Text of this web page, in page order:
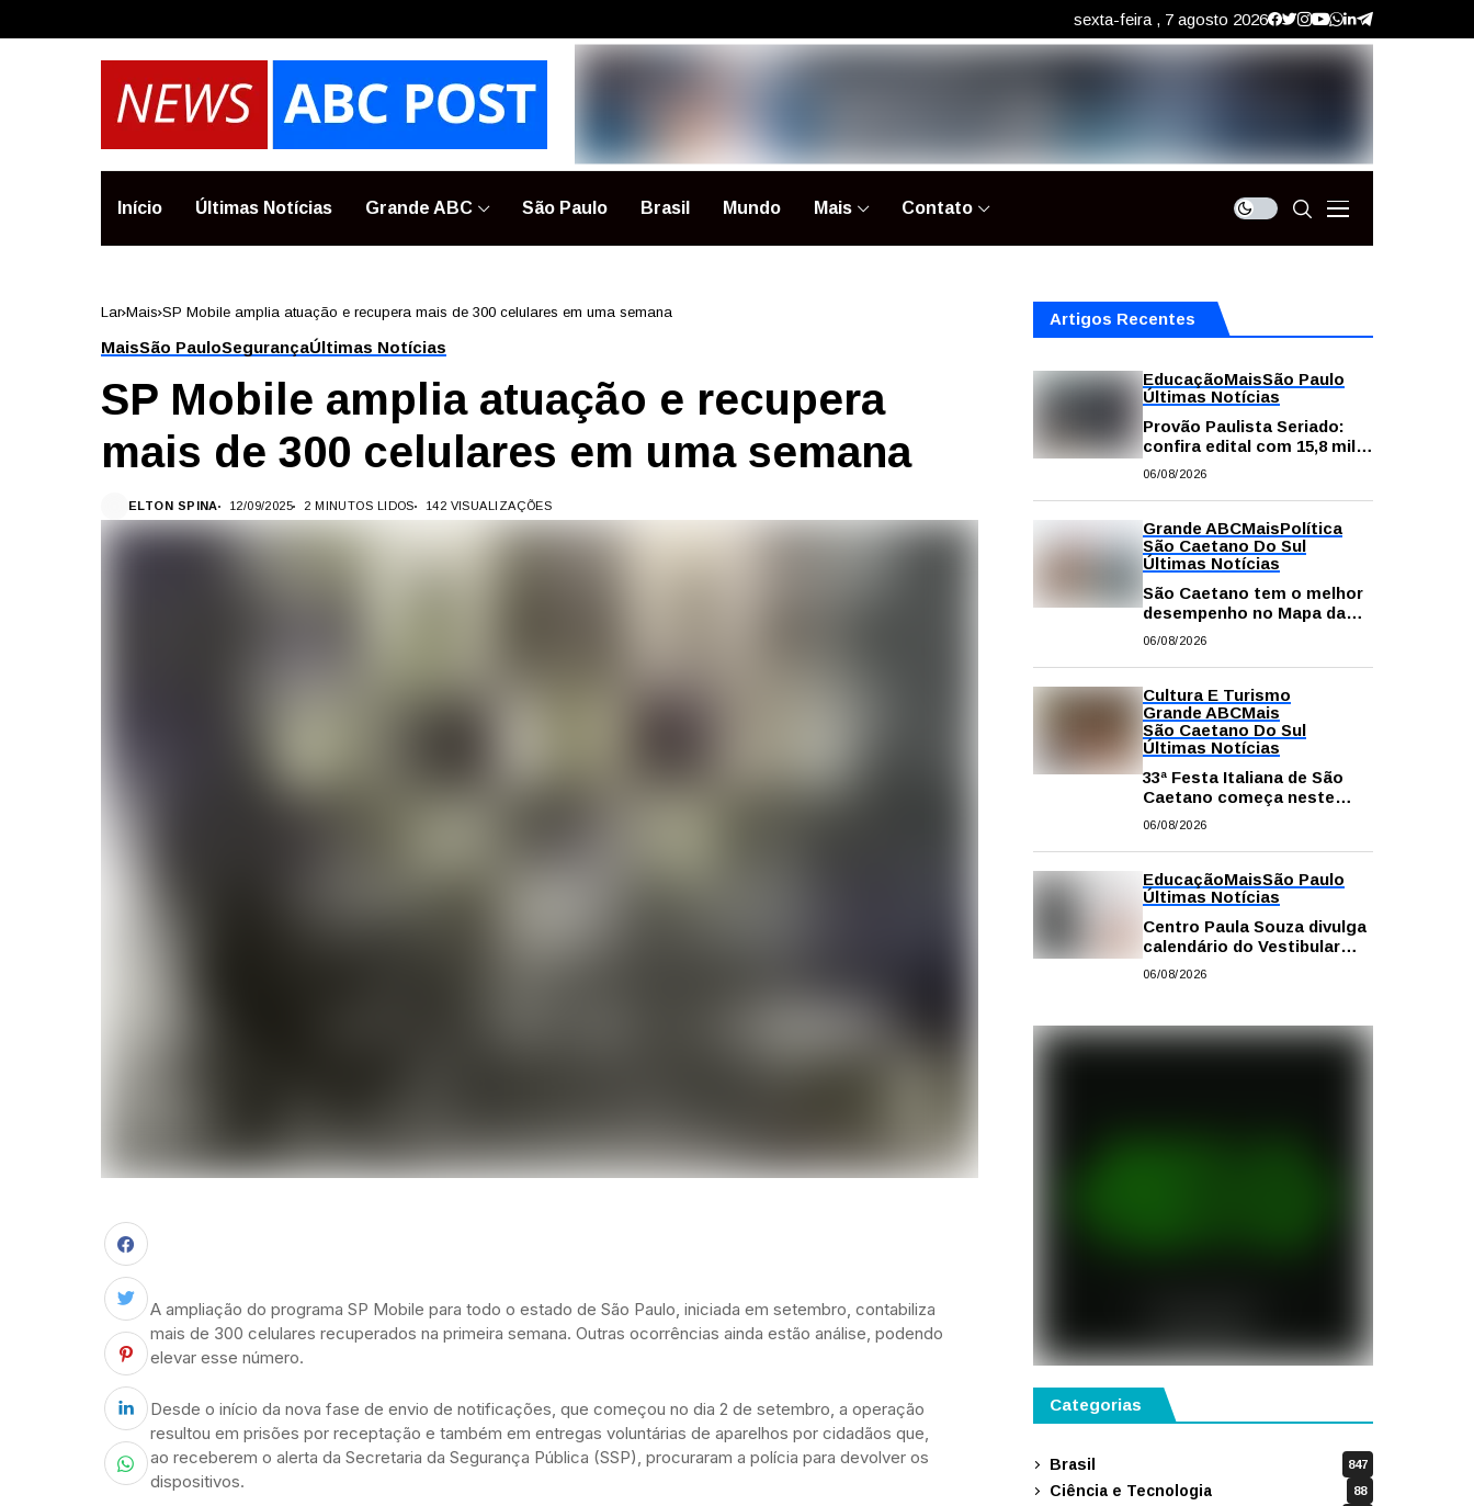
sexta-feira , 7 agosto 2026
Início Últimas Notícias Grande ABC São Paulo Brasil Mundo Mais Contato
Lar Mais SP Mobile amplia atuação e recupera mais de 300 celulares em uma semana
MaisSão PauloSegurançaÚltimas Notícias
SP Mobile amplia atuação e recupera
mais de 300 celulares em uma semana
ELTON SPINA 12/09/2025 2 MINUTOS LIDOS 142 VISUALIZAÇÕES
A ampliação do programa SP Mobile para todo o estado de São Paulo, iniciada em setembro, contabiliza
mais de 300 celulares recuperados na primeira semana. Outras ocorrências ainda estão análise, podendo
elevar esse número.
Desde o início da nova fase de envio de notificações, que começou no dia 2 de setembro, a operação
resultou em prisões por receptação e também em entregas voluntárias de aparelhos por cidadãos que,
ao receberem o alerta da Secretaria da Segurança Pública (SSP), procuraram a polícia para devolver os
dispositivos.
Artigos Recentes
EducaçãoMaisSão Paulo
Últimas Notícias
Provão Paulista Seriado:
confira edital com 15,8 mil
vagas para ensino superior
06/08/2026
Grande ABCMaisPolítica
São Caetano Do Sul
Últimas Notícias
São Caetano tem o melhor
desempenho no Mapa da
Desigualdade da Grande SP
06/08/2026
Cultura E Turismo
Grande ABCMais
São Caetano Do Sul
Últimas Notícias
33ª Festa Italiana de São
Caetano começa neste
sábado com mais barracas
e atrações
06/08/2026
EducaçãoMaisSão Paulo
Últimas Notícias
Centro Paula Souza divulga
calendário do Vestibular
das Fatecs para o primeiro
06/08/2026
Categorias
Brasil 847
Ciência e Tecnologia 88